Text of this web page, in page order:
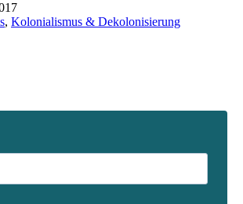
, Kolonialismus & Dekolonisierung